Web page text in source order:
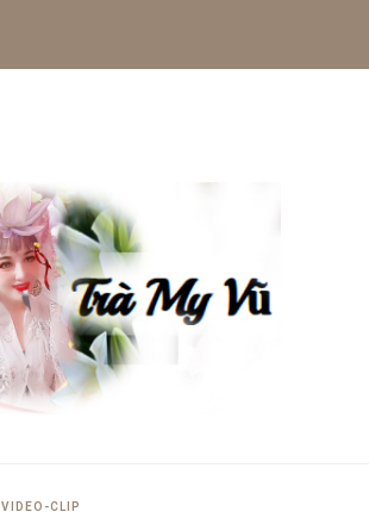
VIDEO-CLIP